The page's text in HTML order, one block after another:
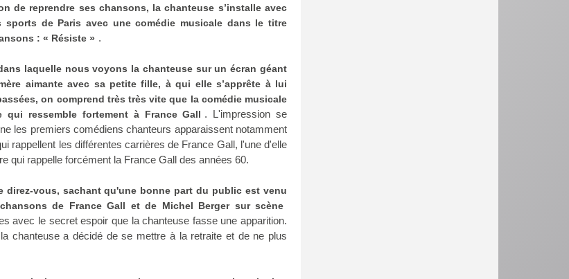
de reprendre ses chansons, la chanteuse s’installe avec
de Paris avec une comédie musicale dans le titre
: « Résiste » .
laquelle nous voyons la chanteuse sur un écran géant
aimante avec sa petite fille, à qui elle s’apprête à lui
on comprend très très vite que la comédie musicale
qui ressemble fortement à France Gall . L'impression se
les premiers comédiens chanteurs apparaissent notamment
rappellent les différentes carrières de France Gall, l'une d'elle
qui rappelle forcément la France Gall des années 60.
direz-vous, sachant qu'une bonne part du public est venu
de France Gall et de Michel Berger sur scène
avec le secret espoir que la chanteuse fasse une apparition.
chanteuse a décidé de se mettre à la retraite et de ne plus